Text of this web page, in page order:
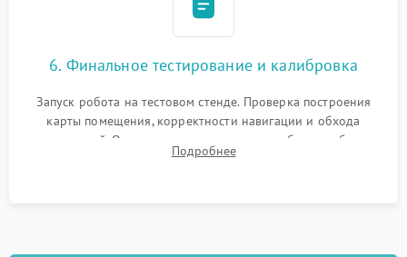
6. Финальное тестирование и калибровка
Запуск робота на тестовом стенде. Проверка построения
карты помещения, корректности навигации и обхода
препятствий. Оценка силы всасывания и работы турбины.
Тестирование автоматического возврата на док-станцию и
Подробнее